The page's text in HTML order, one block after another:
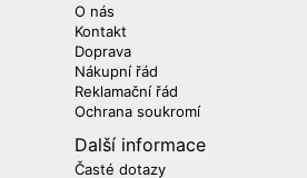
O nás
Kontakt
Doprava
Nákupní řád
Reklamační řád
Ochrana soukromí
Další informace
Časté dotazy